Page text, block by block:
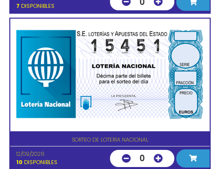
7 DISPONIBLES
SORTEO DE LOTERIA NACIONAL
12/09/2026
10 DISPONIBLES 0